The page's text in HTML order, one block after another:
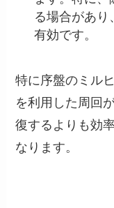
る場合があり
有効です。
特に序盤のミル
を利用した周回
復するよりも効
なります。